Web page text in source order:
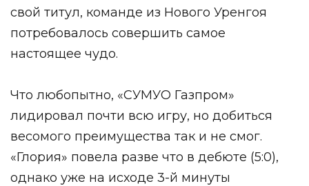
свой титул, команде из Нового Уренгоя
потребовалось совершить самое
настоящее чудо.
Что любопытно, «СУМУО Газпром»
лидировал почти всю игру, но добиться
весомого преимущества так и не смог.
«Глория» повела разве что в дебюте (5:0),
однако уже на исходе 3-й минуты